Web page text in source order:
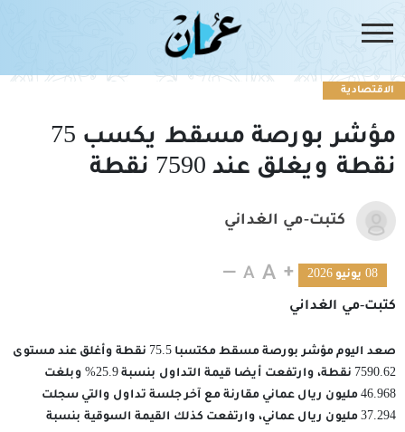
الاقتصادية
مؤشر بورصة مسقط يكسب 75
نقطة ويغلق عند 7590 نقطة
كتبت-مي الغداني
08 يونيو 2026
كتبت-مي الغداني
صعد اليوم مؤشر بورصة مسقط مكتسبا 75.5 نقطة وأغلق عند مستوى
7590.62 نقطة، وارتفعت أيضا قيمة التداول بنسبة 25.9% وبلغت
46.968 مليون ريال عماني مقارنة مع آخر جلسة تداول والتي سجلت
37.294 مليون ريال عماني، وارتفعت كذلك القيمة السوقية بنسبة